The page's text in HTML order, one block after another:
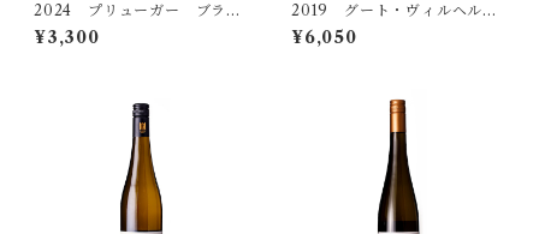
ヨーゼフ・エーモーサー
ヨーゼフ・ピンペル
オッテンブライト
2024 プリューガー ブラ
ン・ド・ノワール トロッケ
ン
¥3,300
2019 グート・ヴィルヘルム
スベルク ジルヴァーナー
ブリュット ナチュール
¥6,050